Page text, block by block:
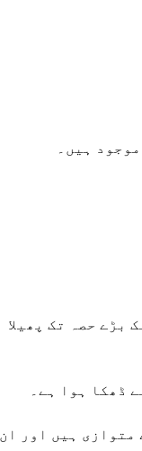
ہیں۔
بڑے حصہ تک پھیلا
ڈھکا ہوا ہے۔
متوازی ہیں اور ان